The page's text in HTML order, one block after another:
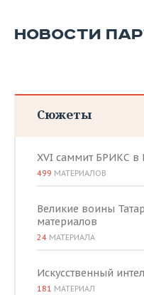
НОВОСТИ
Сюжеты
XVI саммит БРИКС в
499 МАТЕРИАЛОВ
Великие воины
материалов
24 МАТЕРИАЛА
Искусственный
181 МАТЕРИАЛ